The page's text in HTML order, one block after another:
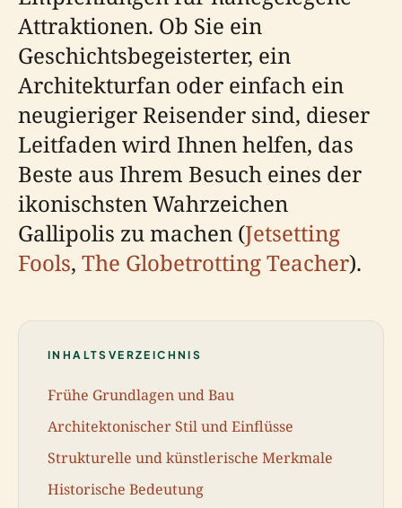
Attraktionen. Ob Sie ein
Geschichtsbegeisterter, ein
Architekturfan oder einfach ein
neugieriger Reisender sind, dieser
Leitfaden wird Ihnen helfen, das
Beste aus Ihrem Besuch eines der
ikonischsten Wahrzeichen
Gallipolis zu machen (Jetsetting
Fools, The Globetrotting Teacher).
INHALTSVERZEICHNIS
Frühe Grundlagen und Bau
Architektonischer Stil und Einflüsse
Strukturelle und künstlerische Merkmale
Historische Bedeutung